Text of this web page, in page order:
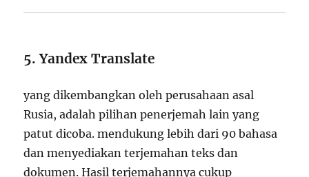
5. Yandex Translate
yang dikembangkan oleh perusahaan asal
Rusia, adalah pilihan penerjemah lain yang
patut dicoba. mendukung lebih dari 90 bahasa
dan menyediakan terjemahan teks dan
dokumen. Hasil terjemahannya cukup